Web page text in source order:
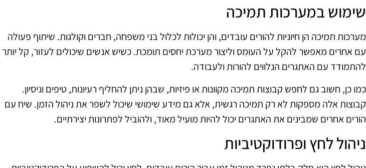
שימוש במערכות תמיכה
מערכות תמיכה הן חיוניות להורים עובדים, והן יכולות לכלול בני משפחה, חברים וקולגות. שיתוף פעולה
עם אחרים מאפשר להקל על העומס וליצור מערכת יחסים תומכת. כשיש אנשים שיכולים לעזור, קל יותר
להתמודד עם האתגרים הנלווים להורות ולעבודה.
כמו כן, חשוב גם לחפש קבוצות תמיכה מקוונות או פיזיות, שבהן ניתן להחליף רעיונות, טיפים וניסיון.
קבוצות אלה מספקות לא רק תמיכה רגשית, אלא גם מידע שימושי שיכול לשפר את ניהול הזמן. שיח עם
הורים אחרים שמבינים את האתגרים יכול להיות מועיל מאוד, ולהוביל לפתרונות יצירתיים.
ניהול לחץ ופרודוקטיביות